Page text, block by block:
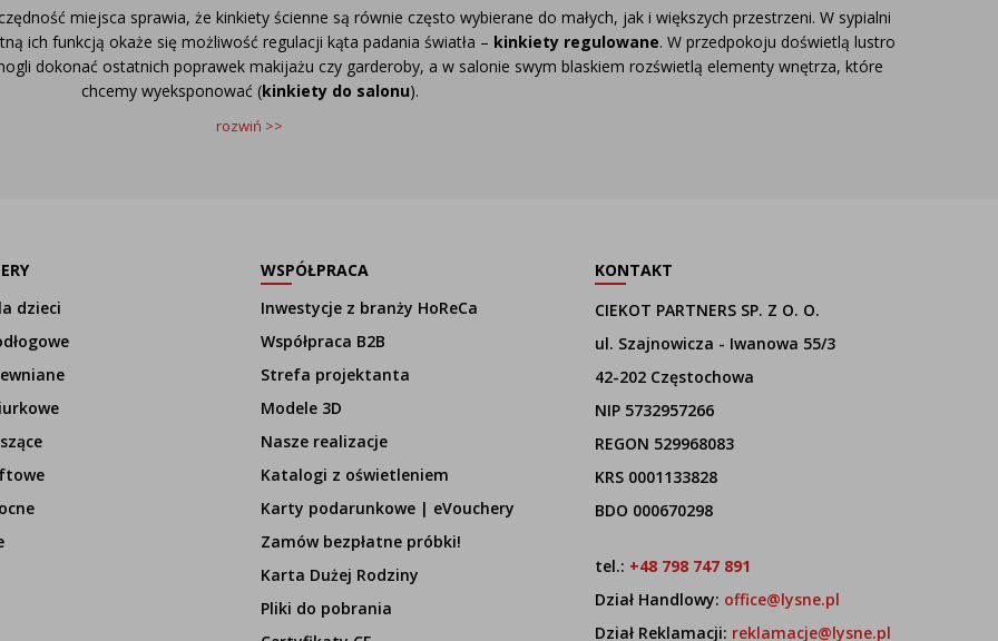
miejsca sprawia, że kinkiety ścienne są równie często wybierane do małych, jak i większych przestrzeni. W sypialni
ich funkcją okaże się możliwość regulacji kąta padania światła – kinkiety regulowane. W przedpokoju doświetlą lustro
dokonać ostatnich poprawek makijażu czy garderoby, a w salonie swym blaskiem rozświetlą elementy wnętrza, które
chcemy wyeksponować (kinkiety do salonu).
rozwiń >>
dzieci
WSPÓŁPRACA
Inwestycje z branży HoReCa
Współpraca B2B
Strefa projektanta
Modele 3D
Nasze realizacje
Katalogi z oświetleniem
Karty podarunkowe | eVouchery
Zamów bezpłatne próbki!
Karta Dużej Rodziny
Pliki do pobrania
KONTAKT
CIEKOT PARTNERS SP. Z O. O.
ul. Szajnowicza - Iwanowa 55/3
42-202 Częstochowa
NIP 5732957266
REGON 529968083
KRS 0001133828
BDO 000670298
tel.: +48 798 747 891
Dział Handlowy: office@lysne.pl
Dział Reklamacji: reklamacje@lysne.pl